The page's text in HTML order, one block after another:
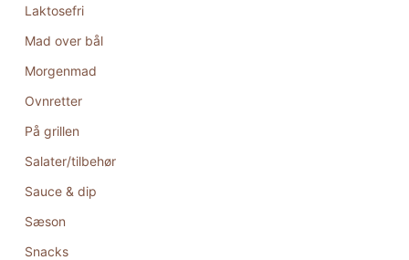
Laktosefri
Mad over bål
Morgenmad
Ovnretter
På grillen
Salater/tilbehør
Sauce & dip
Sæson
Snacks